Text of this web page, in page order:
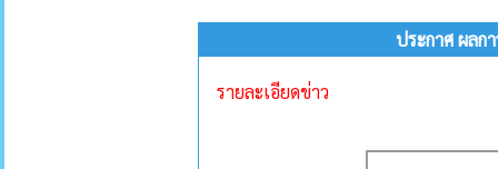
ประกาศ ผลก
รายละเอียดข่าว